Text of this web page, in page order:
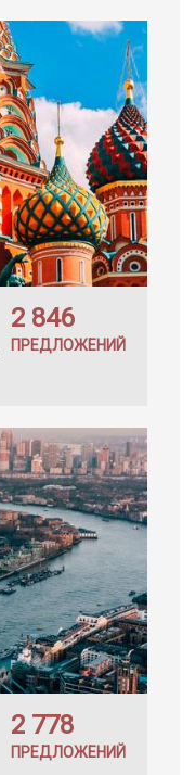
2 846
ПРЕДЛОЖЕНИЙ
2 778
ПРЕДЛОЖЕНИЙ